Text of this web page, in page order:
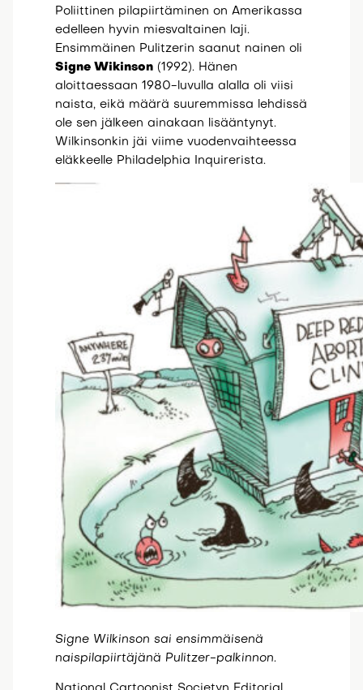
Poliittinen pilapiirtäminen on Amerikassa
edelleen hyvin miesvaltainen laji.
Ensimmäinen Pulitzerin saanut nainen oli
Signe Wikinson(1992). Hänen
aloittaessaan 1980-luvulla alalla oli viisi
naista, eikä määrä suuremmissa lehdissä
ole sen jälkeen ainakaan lisääntynyt.
Wilkinsonkin jäi viime vuodenvaihteessa
eläkkeelle Philadelphia Inquirerista.
Signe Wilkinson sai ensimmäisenä
naispilapiirtäjänä Pulitzer-palkinnon.